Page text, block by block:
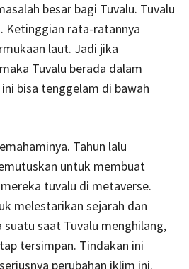
besar bagi Tuvalu. Tuvalu
Ketinggian rata-ratannya
laut. Jadi jika
Tuvalu berada dalam
bisa tenggelam di bawah
Tahun lalu
untuk membuat
tuvalu di metaverse.
melestarikan sejarah dan
suatu saat Tuvalu menghilang,
tersimpan. Tindakan ini
perubahan iklim ini.